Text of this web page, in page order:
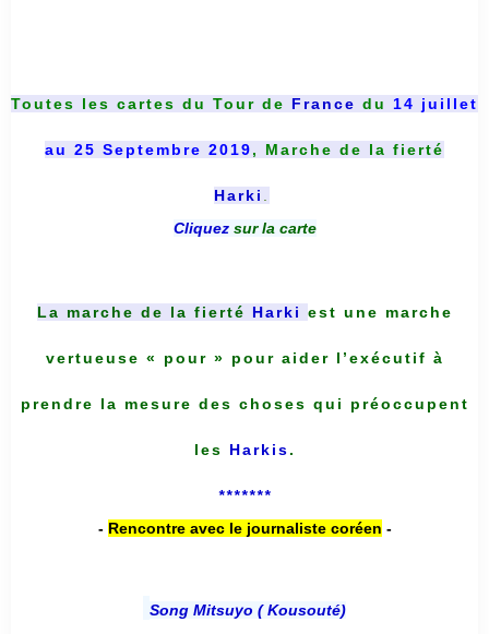
Toutes les cartes du Tour de France du 14 juillet
au 25 Septembre 2019, Marche de la fierté
Harki
Cliquez sur la carte
La marche de la fierté Harki est une marche
vertueuse « pour » pour aider l’exécutif à
prendre la mesure des choses qui préoccupent
les Harkis.
*******
- Rencontre avec le journaliste coréen -
Song Mitsuyo ( Kousouté)